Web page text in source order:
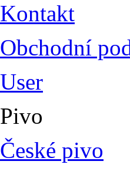
Kontakt
Obchodní
User
Pivo
České pivo